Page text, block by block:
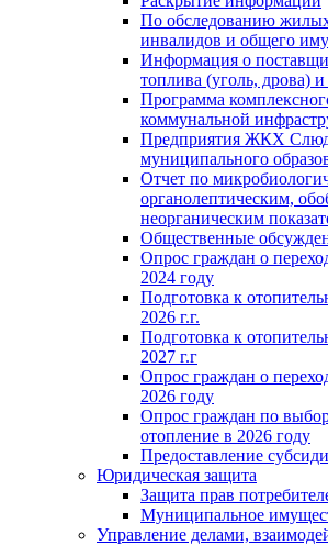
По обследованию
инвалидов и общего
Информация о
топлива (уголь, дрова) и
Программа
коммунальной
Предприятия ЖКХ
муниципального
Отчет по
органолептическим,
неорганическим
Общественные
Опрос граждан о
2024 году
Подготовка к
2026 г.г.
Подготовка к
2027 г.г
Опрос граждан о
2026 году
Опрос граждан по
отопление в 2026 году
Предоставление
Юридическая защита
Защита прав
Муниципальное
Управление делами,